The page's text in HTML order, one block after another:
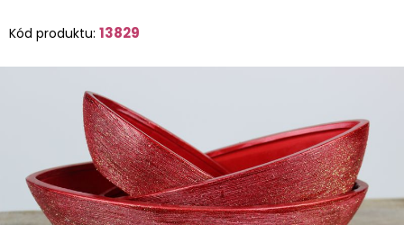
Kód produktu: 13829